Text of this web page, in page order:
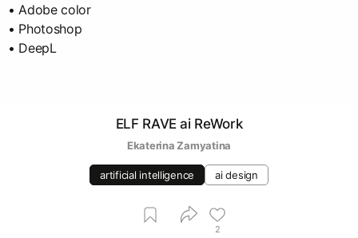
• Adobe color
• Photoshop
• DeepL
ELF RAVE ai ReWork
Ekaterina Zamyatina
artificial intelligence ai design
2